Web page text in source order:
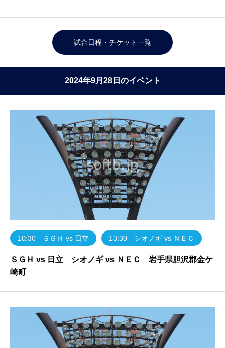
試合日程・チケット一覧
2024年9月28日のイベント
10:30 ＳＧＨ vs 日立 13:30 シオノギ vs ＮＥＣ
ＳＧＨ vs 日立 シオノギ vs ＮＥＣ 岩手県胆沢郡金ケ
崎町